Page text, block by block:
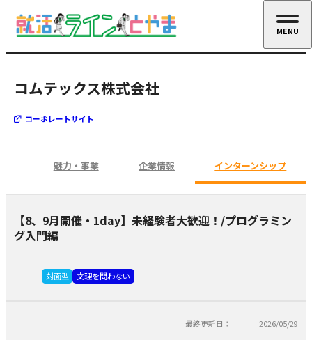
コムテックス株式会社
コーポレートサイト
魅力・事業 企業情報 インターンシップ
【8、9月開催・1day】未経験者大歓迎！/プログラミン
グ入門編
対面型 文理を問わない
最終更新日： 2026/05/29
MENU